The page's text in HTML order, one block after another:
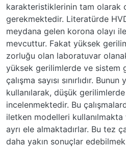
karakteristiklerinin tam olarak
gerekmektedir. Literatürde
meydana gelen korona olayı
mevcuttur. Fakat yüksek
zorluğu olan laboratuvar
yüksek gerilimlerde ve sistem
çalışma sayısı sınırlıdır.
kullanılarak, düşük
incelenmektedir. Bu
iletken modelleri
ayrı ele almaktadırlar. Bu tez
daha yakın sonuçlar